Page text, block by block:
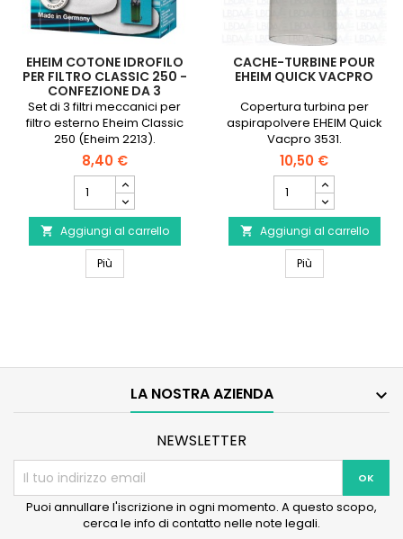
EHEIM COTONE IDROFILO
PER FILTRO CLASSIC 250 -
CONFEZIONE DA 3
Set di 3 filtri meccanici per
filtro esterno Eheim Classic
250 (Eheim 2213).
8,40 €
quantità
del
prodotto
EHEIM
Cotone
idrofilo
3
 Aggiungi al carrello
PiùEHEIM Cotone idrofilo per filtro Classic 250 -
CACHE-TURBINE POUR
EHEIM QUICK VACPRO
Copertura turbina per
aspirapolvere EHEIM Quick
Vacpro 3531.
10,50 €
quantità
del
prodotto
Cache-
Turbine
pour
 Aggiungi al carrello
PiùCache-Turbine
LA NOSTRA AZIENDA 
NEWSLETTER
Puoi annullare l'iscrizione in ogni momento. A questo scopo,
cerca le info di contatto nelle note legali.